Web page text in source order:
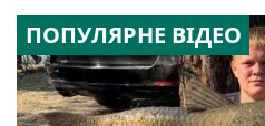
ПОПУЛЯРНЕ ВІДЕО